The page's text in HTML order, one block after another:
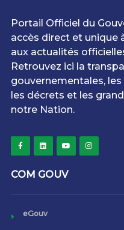
Portail Officiel du
accès direct et
aux actualités
Retrouvez ici la
gouvernementales,
les décrets et les
notre Nation.
COM GOUV
eGouv